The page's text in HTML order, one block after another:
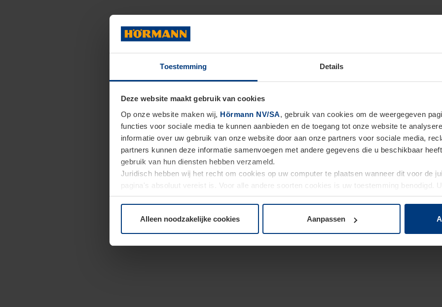
Toestemming Details
Deze website maakt gebruik van cookies
Op onze website maken wij, Hörmann NV/SA, gebruik van cookies om de weergegeven
functies voor sociale media te kunnen aanbieden en de toegang tot onze website te
informatie over uw gebruik van onze website door aan onze partners voor sociale media,
partners kunnen deze informatie samenvoegen met andere gegevens die u beschikbaar
gebruik van hun diensten hebben verzameld.
Juridisch hebben wij het recht om cookies op uw computer te plaatsen wanneer dit voor de
pagina's absoluut vereist is. Voor alle andere soorten cookies is uw toestemming benodigd.
moment bij de uitleg van de cookies op paginaPrivacyverklaringop onze website wijzigen
Alleen noodzakelijke cookies Aanpassen